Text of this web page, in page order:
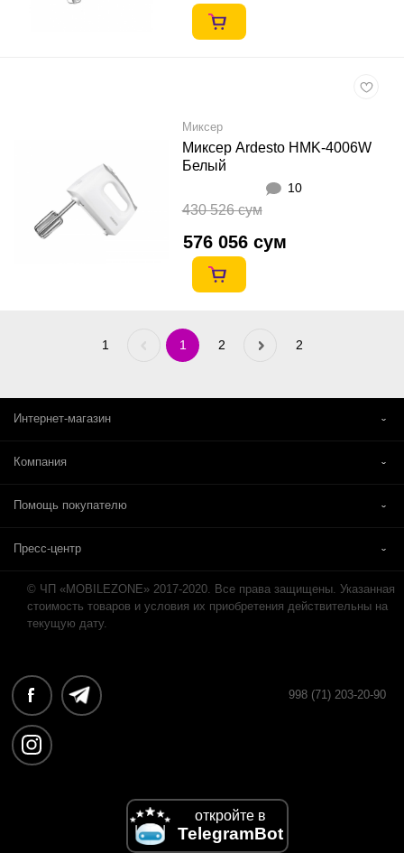
Миксер
Миксер Ardesto HMK-4006W
Белый
10
430 526 сум
576 056 сум
1 Previous
1 2 »Next 2
Интернет-магазин
Компания
Помощь покупателю
Пресс-центр
© ЧП «MOBILEZONE» 2017-2020. Все права защищены. Указанная
стоимость товаров и условия их приобретения действительны на
текущую дату.
998 (71) 203-20-90
откройте в
TelegramBot